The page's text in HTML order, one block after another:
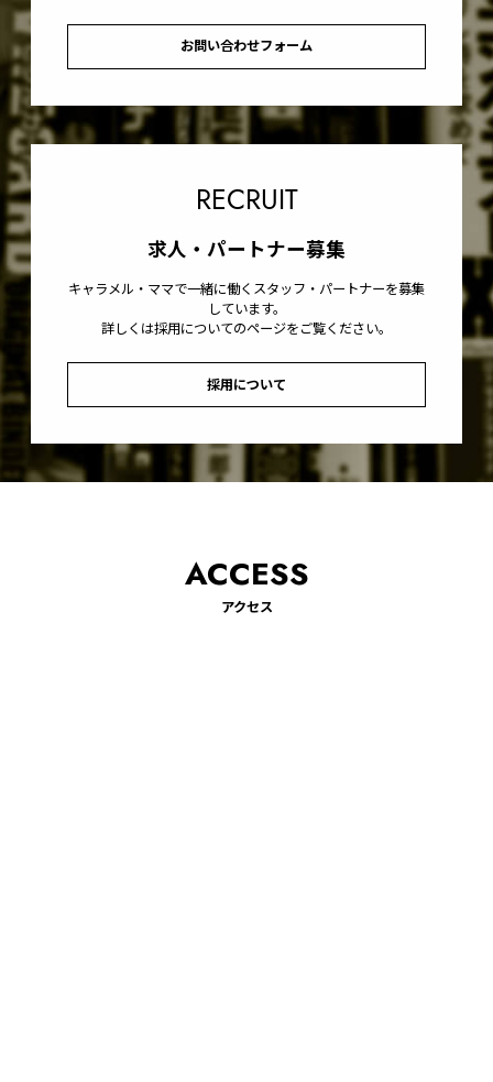
お問い合わせフォーム
RECRUIT
求人・パートナー募集
キャラメル・ママで一緒に働くスタッフ・パートナーを募集
しています。
詳しくは採用についてのページをご覧ください。
採用について
ACCESS
アクセス